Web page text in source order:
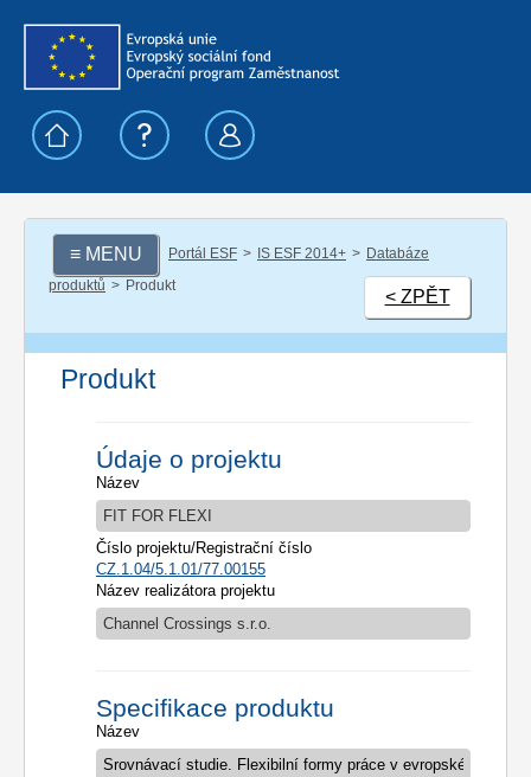
≡ MENU Portál ESF IS ESF 2014+
Databáze
produktů
Produkt
< ZPĚT
Produkt
Údaje o projektu
Název
FIT FOR FLEXI
Číslo projektu/Registrační číslo
CZ.1.04/5.1.01/77.00155
Název realizátora projektu
Channel Crossings s.r.o.
Specifikace produktu
Název